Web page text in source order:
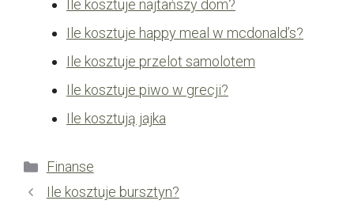
Ile kosztuje najtańszy dom?
Ile kosztuje happy meal w mcdonald’s?
Ile kosztuje przelot samolotem
Ile kosztuje piwo w grecji?
Ile kosztują jajka
Kategorie
Finanse
Ile kosztuje bursztyn?